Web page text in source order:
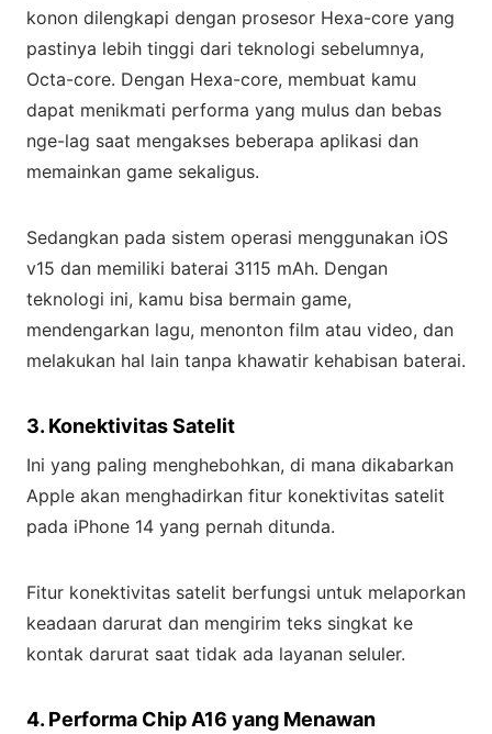
konon dilengkapi dengan prosesor Hexa-core yang
pastinya lebih tinggi dari teknologi sebelumnya,
Octa-core. Dengan Hexa-core, membuat kamu
dapat menikmati performa yang mulus dan bebas
nge-lag saat mengakses beberapa aplikasi dan
memainkan game sekaligus.
Sedangkan pada sistem operasi menggunakan iOS
v15 dan memiliki baterai 3115 mAh. Dengan
teknologi ini, kamu bisa bermain game,
mendengarkan lagu, menonton film atau video, dan
melakukan hal lain tanpa khawatir kehabisan baterai.
3. Konektivitas Satelit
Ini yang paling menghebohkan, di mana dikabarkan
Apple akan menghadirkan fitur konektivitas satelit
pada iPhone 14 yang pernah ditunda.
Fitur konektivitas satelit berfungsi untuk melaporkan
keadaan darurat dan mengirim teks singkat ke
kontak darurat saat tidak ada layanan seluler.
4. Performa Chip A16 yang Menawan